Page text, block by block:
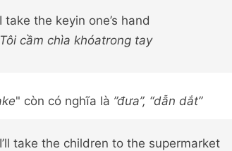
I take the keyin one’s hand
Tôi cầm chìa khóatrong tay
" còn có nghĩa là ”đưa”, “dẫn dắt”
I’ll take the children to the supermarket